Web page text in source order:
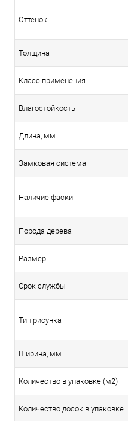
Оттенок
Толщина
Класс применения
Влагостойкость
Длина, мм
Замковая система
Наличие фаски
Порода дерева
Размер
Срок службы
Тип рисунка
Ширина, мм
Количество в упаковке (м2)
Количество досок в упаковке